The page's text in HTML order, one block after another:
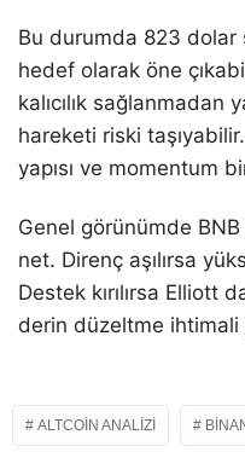
Bu durumda 823 dolar
hedef olarak öne
kalıcılık sağlanmadan
hareketi riski
yapısı ve momentum
Genel görünümde
net. Direnç aşılırsa
Destek kırılırsa Elliott
derin düzeltme
ALTCOIN ANALIZI